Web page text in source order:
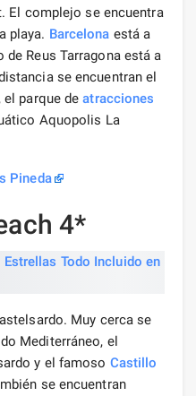
El complejo se encuentra
playa. Barcelona está a
Reus Tarragona está a
se encuentran el
el parque deatracciones
Aquopolis La
Pineda
4*
Muy cerca se
Mediterráneo, el
y el famoso Castillo
se encuentran